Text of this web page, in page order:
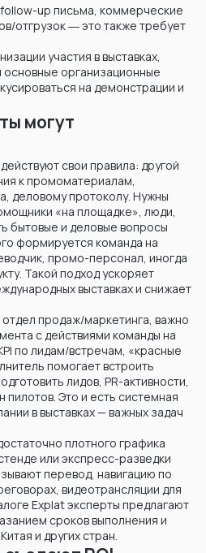
up письма, коммерческие
отгрузок ― это также требует
участия в выставках,
основные организационные
на демонстрации и
могут
свои правила: другой
к промоматериалам,
деловому протоколу. Нужны
«на площадке», люди,
бытовые и деловые вопросы
формируется команда на
промо-персонал, иногда
Такой подход ускоряет
выставках и снижает
отдел продаж/маркетинга, важно
с действиями команды на
по лидам/встречам, «красные
помогает встроить
лидов, PR-активности,
пилотов. Это и есть системная
в выставках — важных задач
плотного графика
или экспресс-разведки
перевод, навигацию по
видеотрансляции для
Explat эксперты предлагают
сроков выполнения и
и других стран.